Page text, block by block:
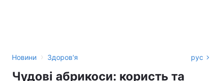
Новини › Здоров'я рус
Чудові абрикоси: користь та